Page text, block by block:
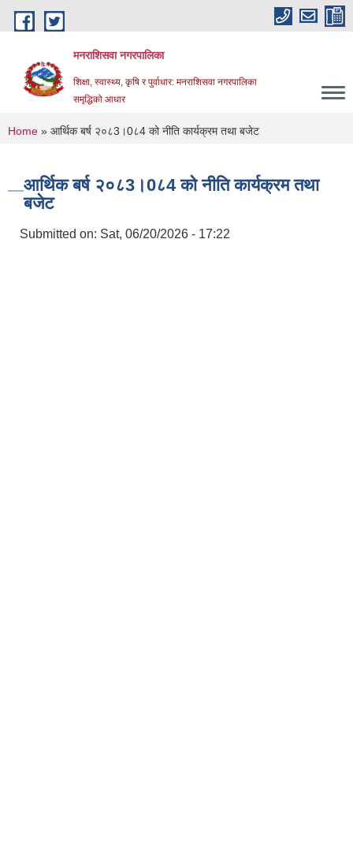
Skip to main content
मनराशिसवा नगरपालिका
शिक्षा, स्वास्थ्य, कृषि र पुर्वाधार: मनराशिसवा नगरपालिका
समृद्धिको आधार
You are here
Home » आर्थिक बर्ष २०८3।0८4 को नीति कार्यक्रम तथा बजेट
आर्थिक बर्ष २०८3।0८4 को नीति कार्यक्रम तथा
बजेट
Submitted on: Sat, 06/20/2026 - 17:22